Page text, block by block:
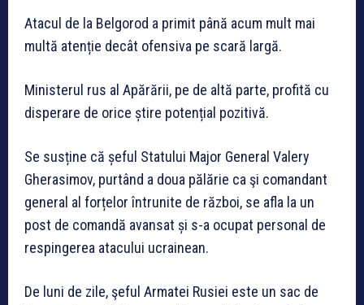
Atacul de la Belgorod a primit până acum mult mai
multă atenție decât ofensiva pe scară largă.
Ministerul rus al Apărării, pe de altă parte, profită cu
disperare de orice știre potențial pozitivă.
Se susține că șeful Statului Major General Valery
Gherasimov, purtând a doua pălărie ca şi comandant
general al forțelor întrunite de război, se afla la un
post de comandă avansat și s-a ocupat personal de
respingerea atacului ucrainean.
De luni de zile, şeful Armatei Rusiei este un sac de